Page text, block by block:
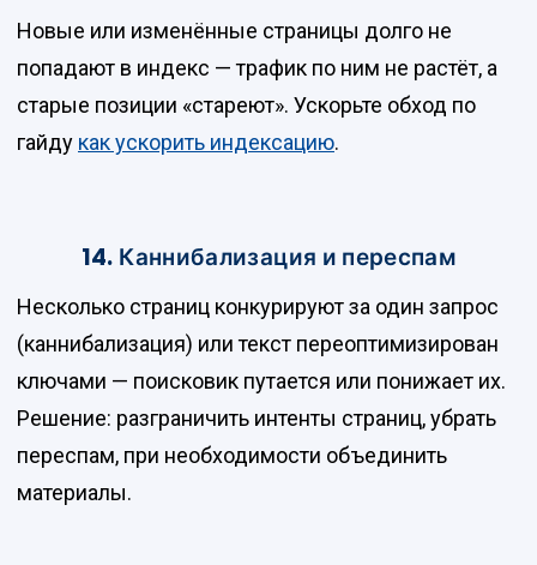
Новые или изменённые страницы долго не
попадают в индекс — трафик по ним не растёт, а
старые позиции «стареют». Ускорьте обход по
гайду как ускорить индексацию.
14. Каннибализация и переспам
Несколько страниц конкурируют за один запрос
(каннибализация) или текст переоптимизирован
ключами — поисковик путается или понижает их.
Решение: разграничить интенты страниц, убрать
переспам, при необходимости объединить
материалы.